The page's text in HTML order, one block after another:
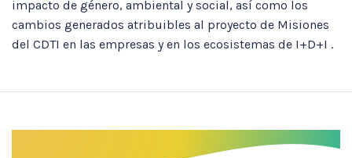
impacto de género, ambiental y social, así como los
cambios generados atribuibles al proyecto de Misiones
del CDTI en las empresas y en los ecosistemas de I+D+I .